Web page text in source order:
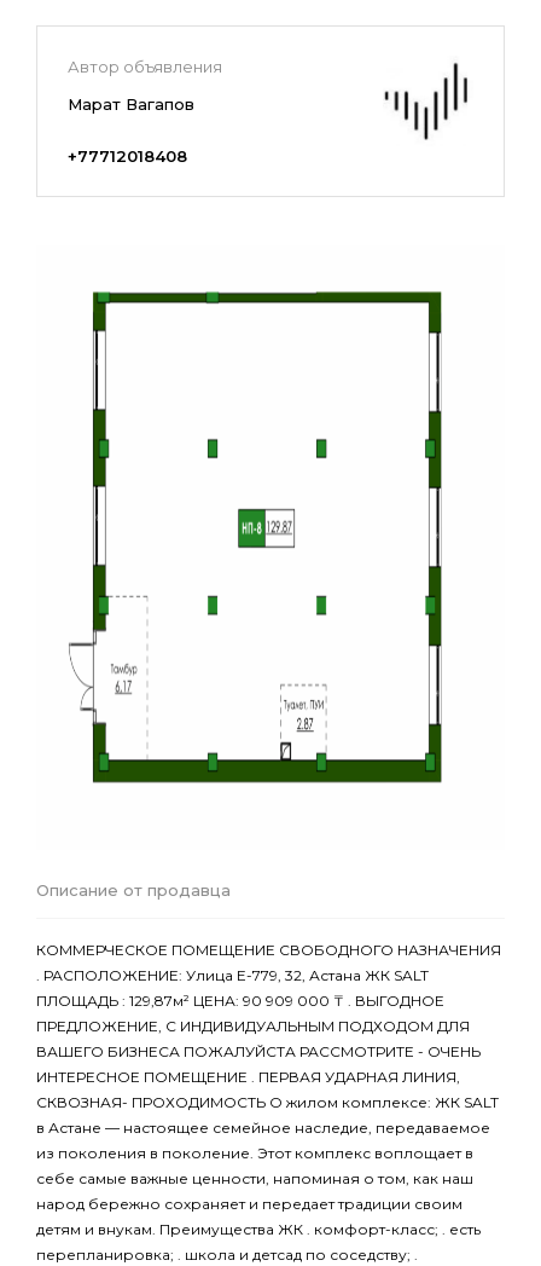
Описание от продавца
КОММЕРЧЕСКОЕ ПОМЕЩЕНИЕ СВОБОДНОГО НАЗНАЧЕНИЯ
. РАСПОЛОЖЕНИЕ: Улица Е-779, 32, Астана ЖК SALT
ПЛОЩАДЬ : 129,87м² ЦЕНА: 90 909 000 ₸ . ВЫГОДНОЕ
ПРЕДЛОЖЕНИЕ, С ИНДИВИДУАЛЬНЫМ ПОДХОДОМ ДЛЯ
ВАШЕГО БИЗНЕСА ПОЖАЛУЙСТА РАССМОТРИТЕ - ОЧЕНЬ
ИНТЕРЕСНОЕ ПОМЕЩЕНИЕ . ПЕРВАЯ УДАРНАЯ ЛИНИЯ,
СКВОЗНАЯ- ПРОХОДИМОСТЬ О жилом комплексе: ЖК SALT
в Астане — настоящее семейное наследие, передаваемое
из поколения в поколение. Этот комплекс воплощает в
себе самые важные ценности, напоминая о том, как наш
народ бережно сохраняет и передает традиции своим
детям и внукам. Преимущества ЖК . комфорт-класс; . есть
перепланировка; . школа и детсад по соседству; .
Автор объявления
Марат Вагапов
+77712018408